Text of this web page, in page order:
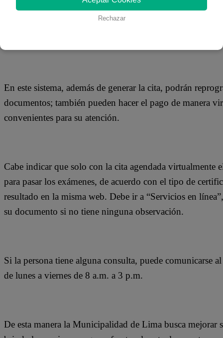
matrimonio o viaje, a través de una cita virtual. Solo
(www.munlima.gob.pe), acceder a “Servicios en línea”,
En este sistema, además de generar la cita, podrán
documentos; también pueden hacer el pago de manera
convenientes para su atención.
Cabe indicar que solo con la cita agendada virtualmente
para pasar los exámenes, de acuerdo con el tipo de
resultado en la misma web. Debe ir a “Servicios en
su documento si no tiene ninguna observación.
Si la persona tiene alguna consulta, puede
de lunes a viernes de 8 a.m. a 3 p.m.
De esta manera la Municipalidad de Lima busca mejorar
Rechazar